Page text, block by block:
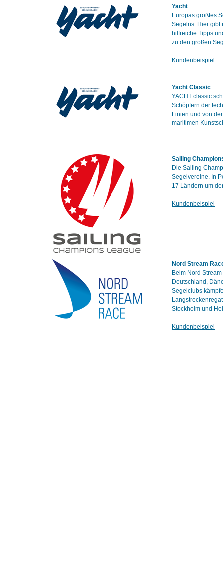
Yacht
Europas größtes
Segelns. Hier gibt
hilfreiche Tipps
zu den großen
Kundenbeispiel
Yacht Classic
YACHT classic
Schöpfern der
Linien und von
maritimen
Sailing
Die Sailing
Segelvereine. In
17 Ländern um
Kundenbeispiel
Nord Stream
Beim Nord
Deutschland,
Segelclubs
Stockholm und
Kundenbeispiel